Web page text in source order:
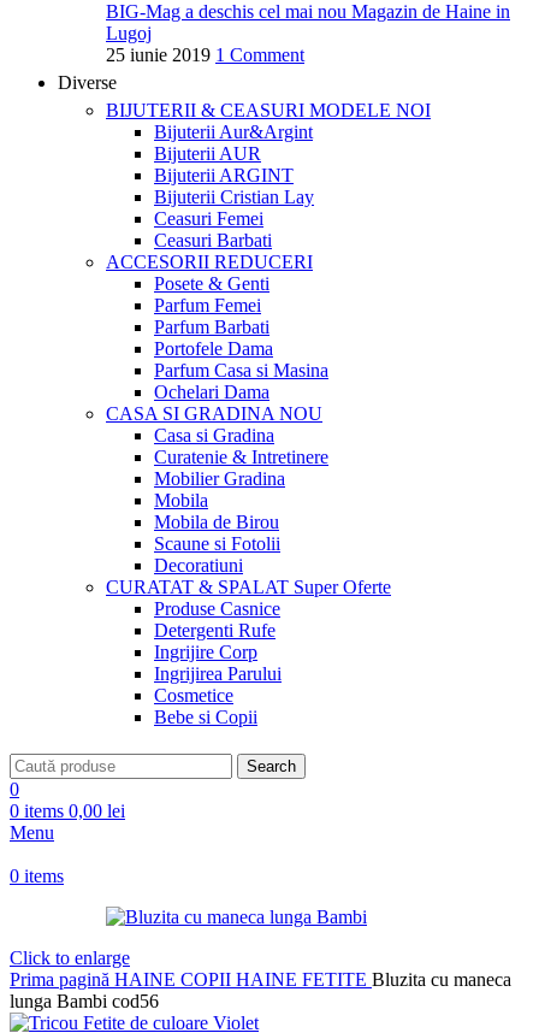
BIG-Mag a deschis cel mai nou Magazin de Haine in
Lugoj
25 iunie 2019 1 Comment
Diverse
BIJUTERII & CEASURI MODELE NOI
Bijuterii Aur&Argint
Bijuterii AUR
Bijuterii ARGINT
Bijuterii Cristian Lay
Ceasuri Femei
Ceasuri Barbati
ACCESORII REDUCERI
Posete & Genti
Parfum Femei
Parfum Barbati
Portofele Dama
Parfum Casa si Masina
Ochelari Dama
CASA SI GRADINANOU
Casa si Gradina
Curatenie & Intretinere
Mobilier Gradina
Mobila
Mobila de Birou
Scaune si Fotolii
Decoratiuni
CURATAT & SPALAT Super Oferte
Produse Casnice
Detergenti Rufe
Ingrijire Corp
Ingrijirea Parului
Cosmetice
Bebe si Copii
Search
0
0 items 0,00 lei
Menu
0 items
Click to enlarge
Prima pagină HAINE COPII HAINE FETITE Bluzita cu maneca
lunga Bambi cod56